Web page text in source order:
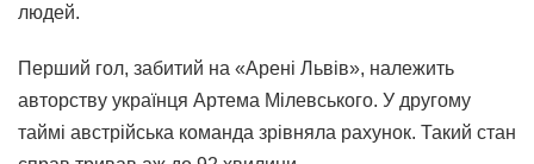
людей.
Перший гол, забитий на «Арені Львів», належить
авторству українця Артема Мілевського. У другому
таймі австрійська команда зрівняла рахунок. Такий стан